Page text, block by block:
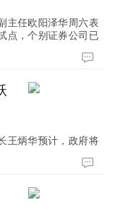
主任欧阳泽华周六表
点，个别证券公司已
王炳华预计，政府将